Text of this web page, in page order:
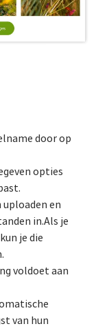
door op
opties
en
in.Als je
je die
voldoet aan
van hun